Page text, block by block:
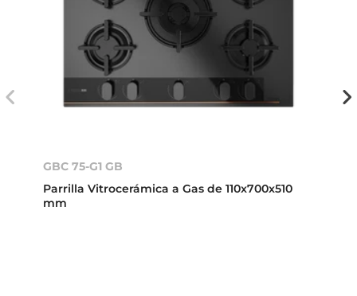
GBC 75-G1 GB
Parrilla Vitrocerámica a Gas de 110x700x510
mm